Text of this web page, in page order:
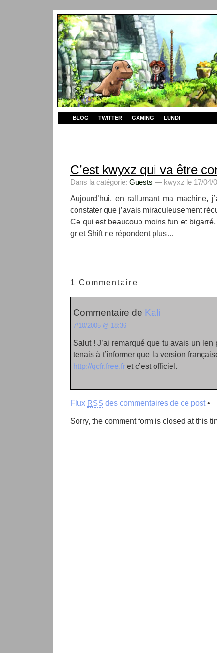
BLOG TWITTER GAMING LUNDI
C’est kwyxz qui va être
Dans la catégorie: Guests — kwyxz le 17/04/
Aujourd’hui, en rallumant ma machine,
constater que j’avais miraculeusement
Ce qui est beaucoup moins fun et
gr et Shift ne répondent plus…
1 Commentaire
Commentaire de Kali
7/10/2005 @ 18:36
Salut ! J’ai remarqué que tu avais un
tenais à t’informer que la version
http://qcfr.free.fr et c’est officiel.
Flux RSS des commentaires de ce post•
Sorry, the comment form is closed at this